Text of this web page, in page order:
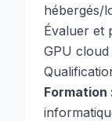
hébergés/
Évaluer et
GPU
Formation